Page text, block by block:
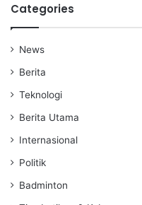
Categories
News
Berita
Teknologi
Berita Utama
Internasional
Politik
Badminton